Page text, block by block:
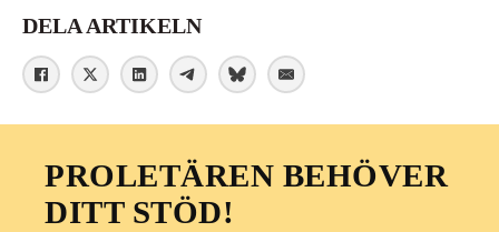
DELA ARTIKELN
PROLETÄREN BEHÖVER
DITT STÖD!